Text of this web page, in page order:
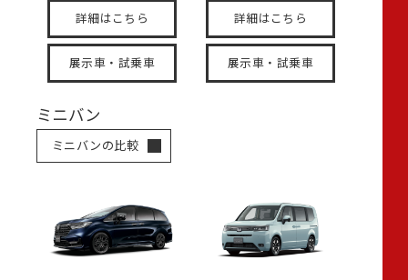
詳細はこちら
展示車・試乗車
詳細はこちら
展示車・試乗車
ミニバン
ミニバンの比較